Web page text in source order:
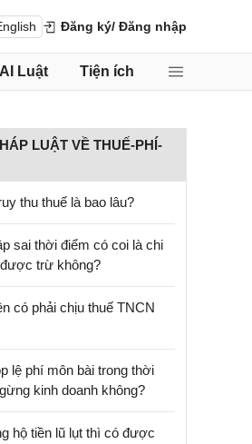
Đăng ký/ Đăng nhập
AI Luật Tiện ích
LUẬT VỀ THUẾ-PHÍ-
thu thuế là bao lâu?
sai thời điểm có coi là chi
trừ không?
có phải chịu thuế TNCN
lệ phí môn bài trong thời
kinh doanh không?
hộ tiền lũ lụt thì có được